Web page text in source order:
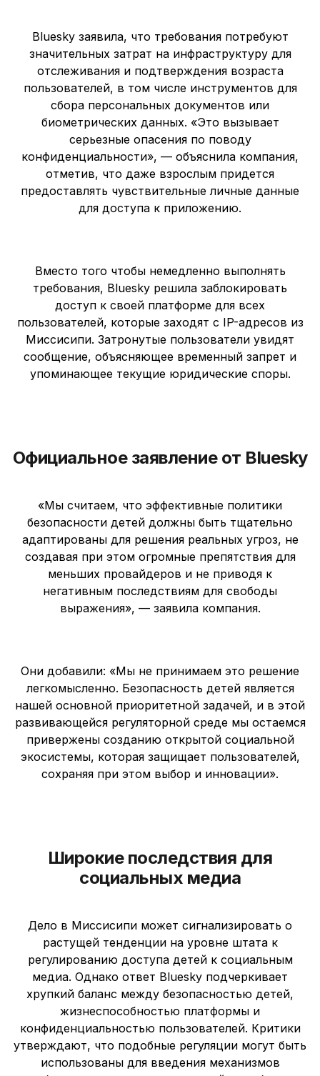
Bluesky заявила, что требования потребуют
значительных затрат на инфраструктуру для
отслеживания и подтверждения возраста
пользователей, в том числе инструментов для
сбора персональных документов или
биометрических данных. «Это вызывает
серьезные опасения по поводу
конфиденциальности», — объяснила компания,
отметив, что даже взрослым придется
предоставлять чувствительные личные данные
для доступа к приложению.
Вместо того чтобы немедленно выполнять
требования, Bluesky решила заблокировать
доступ к своей платформе для всех
пользователей, которые заходят с IP-адресов из
Миссисипи. Затронутые пользователи увидят
сообщение, объясняющее временный запрет и
упоминающее текущие юридические споры.
Официальное заявление от Bluesky
«Мы считаем, что эффективные политики
безопасности детей должны быть тщательно
адаптированы для решения реальных угроз, не
создавая при этом огромные препятствия для
меньших провайдеров и не приводя к
негативным последствиям для свободы
выражения», — заявила компания.
Они добавили: «Мы не принимаем это решение
легкомысленно. Безопасность детей является
нашей основной приоритетной задачей, и в этой
развивающейся регуляторной среде мы остаемся
привержены созданию открытой социальной
экосистемы, которая защищает пользователей,
сохраняя при этом выбор и инновации».
Широкие последствия для
социальных медиа
Дело в Миссисипи может сигнализировать о
растущей тенденции на уровне штата к
регулированию доступа детей к социальным
медиа. Однако ответ Bluesky подчеркивает
хрупкий баланс между безопасностью детей,
жизнеспособностью платформы и
конфиденциальностью пользователей. Критики
утверждают, что подобные регуляции могут быть
использованы для введения механизмов